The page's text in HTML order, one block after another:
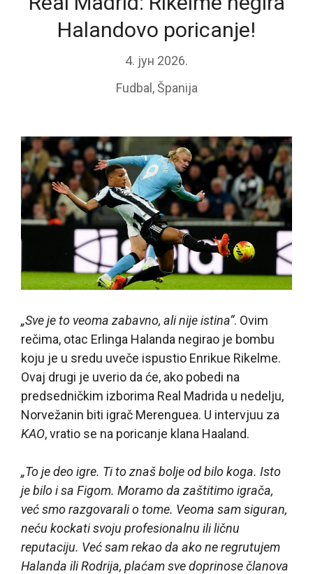
Halandovo poricanje!
4. јун 2026.
Fudbal ,Španija
„Sve je to veoma zabavno, ali nije istina“. Ovim
rečima, otac Erlinga Halanda negirao je bombu
koju je u sredu uveče ispustio Enrikue Rikelme.
Ovaj drugi je uverio da će, ako pobedi na
predsedničkim izborima Real Madrida u nedelju,
Norvežanin biti igrač Merenguea. U intervjuu za
KAO, vratio se na poricanje klana Haaland.
„To je deo igre. Ti to znaš bolje od bilo koga. Isto
je bilo i sa Figom. Moramo da zaštitimo igrača,
već smo razgovarali o tome. Veoma sam siguran,
neću kockati svoju profesionalnu ili ličnu
reputaciju. Već sam rekao da ako ne regrutujem
Halanda ili Rodrija, plaćam sve doprinose članova